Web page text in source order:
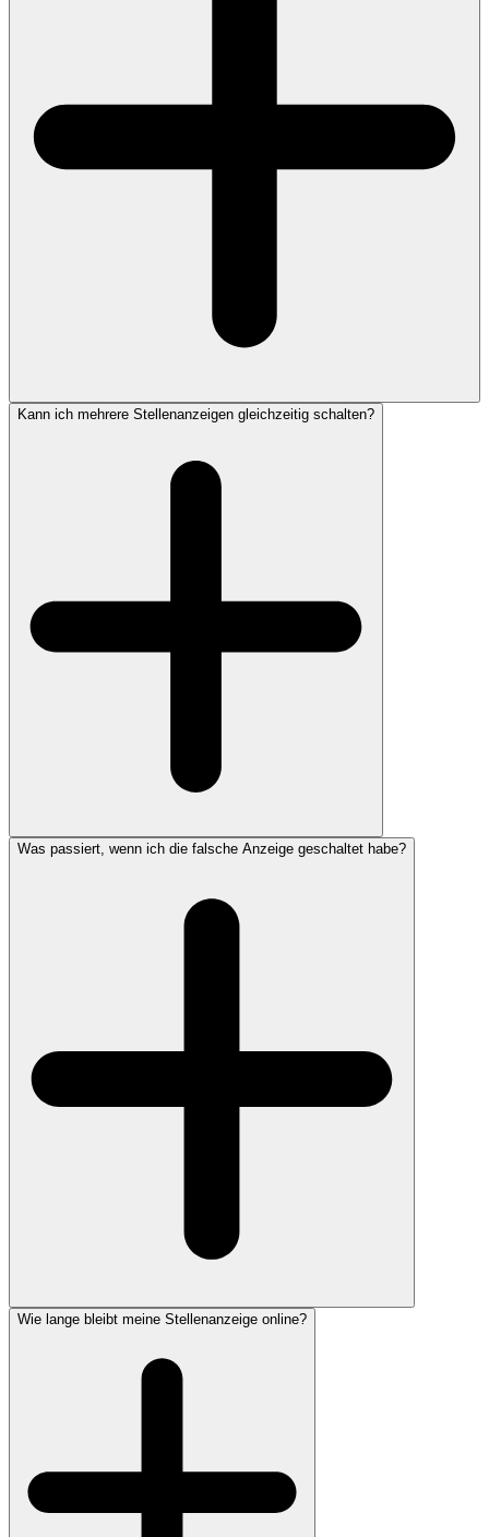
Kann ich mehrere Stellenanzeigen gleichzeitig schalten?
Was passiert, wenn ich die falsche Anzeige geschaltet habe?
Wie lange bleibt meine Stellenanzeige online?